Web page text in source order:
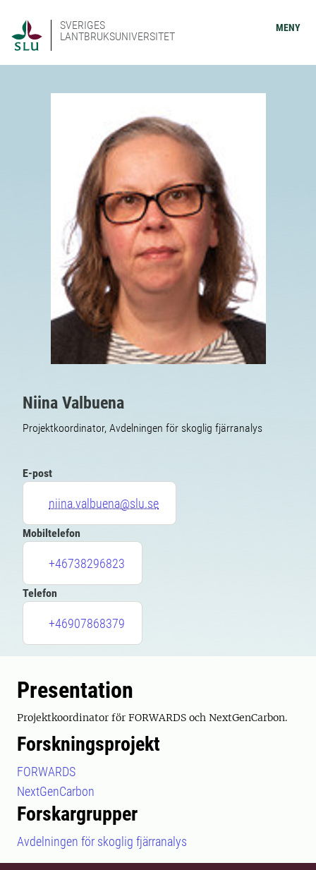
SVERIGES
LANTBRUKSUNIVERSITET
MENY
Niina Valbuena
Projektkoordinator, Avdelningen för skoglig fjärranalys
E-post
niina.valbuena@slu.se
Mobiltelefon
+46738296823
Telefon
+46907868379
Presentation
Projektkoordinator för FORWARDS och NextGenCarbon.
Forskningsprojekt
FORWARDS
NextGenCarbon
Forskargrupper
Avdelningen för skoglig fjärranalys